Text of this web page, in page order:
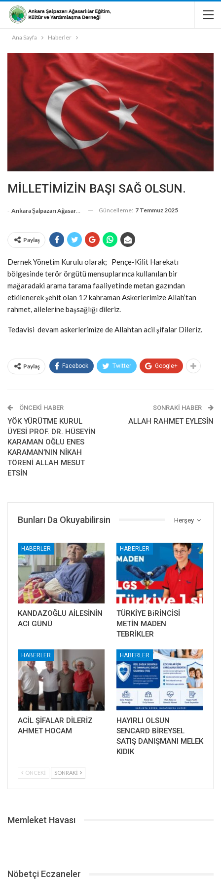
Ana Sayfa Haberler
MİLLETİMİZİN BAŞI SAĞ OLSUN.
- Ankara Şalpazarı Ağasarlılar Eğitim Kültür Ve Dayanışma Derneği Güncelleme: 7 Temmuz 2025
Paylaş
Dernek Yönetim Kurulu olarak; Pençe-Kilit Harekatı
bölgesinde terör örgütü mensuplarınca kullanılan bir
mağaradaki arama tarama faaliyetinde metan gazından
etkilenerek şehit olan 12 kahraman Askerlerimize Allah’tan
rahmet, ailelerine başsağlığı dileriz.
Tedavisi devam askerlerimize de Allahtan acil şifalar Dileriz.
Paylaş Facebook Twitter Google+
ÖNCEKI HABER
YÖK YÜRÜTME KURUL
ÜYESİ PROF. DR. HÜSEYİN
KARAMAN OĞLU ENES
KARAMAN’NIN NİKAH
TÖRENİ ALLAH MESUT
ETSİN
SONRAKI HABER
ALLAH RAHMET EYLESİN
Herşey
Bunları Da Okuyabilirsin
HABERLER
KANDAZOĞLU AİLESİNİN
ACI GÜNÜ
HABERLER
TÜRKİYE BiRİNCİSİ
METİN MADEN
TEBRİKLER
HABERLER
ACİL ŞİFALAR DİLERİZ
AHMET HOCAM
HABERLER
HAYIRLI OLSUN
SENCARD BİREYSEL
SATIŞ DANIŞMANI MELEK
KIDIK
ÖNCEKI SONRAKI
Memleket Havası
Nöbetçi Eczaneler